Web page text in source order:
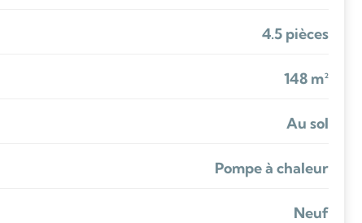
4.5 pièces
148 m²
Au sol
Pompe à chaleur
Neuf